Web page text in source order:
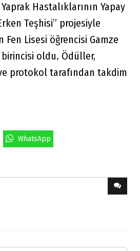
Hastalıklarının Yapay
Teşhisi” projesiyle
Fen Lisesi öğrencisi Gamze
birincisi oldu. Ödüller,
protokol tarafından takdim
WhatsApp